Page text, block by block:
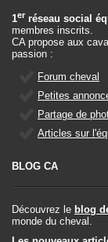
1er réseau social
membres inscrits.
CA propose aux
passion :
Forum cheval
Petites
Partage de
Articles sur
BLOG CA
Découvrez le blog
monde du cheval.